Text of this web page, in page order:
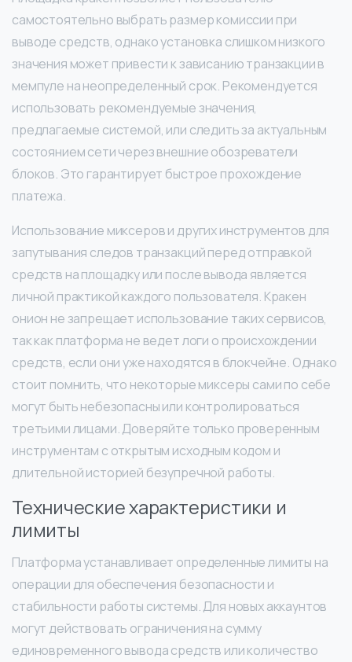
самостоятельно выбрать размер комиссии при
выводе средств, однако установка слишком низкого
значения может привести к зависанию транзакции в
мемпуле на неопределенный срок. Рекомендуется
использовать рекомендуемые значения,
предлагаемые системой, или следить за актуальным
состоянием сети через внешние обозреватели
блоков. Это гарантирует быстрое прохождение
платежа.
Использование миксеров и других инструментов для
запутывания следов транзакций перед отправкой
средств на площадку или после вывода является
личной практикой каждого пользователя. Кракен
онион не запрещает использование таких сервисов,
так как платформа не ведет логи о происхождении
средств, если они уже находятся в блокчейне. Однако
стоит помнить, что некоторые миксеры сами по себе
могут быть небезопасны или контролироваться
третьими лицами. Доверяйте только проверенным
инструментам с открытым исходным кодом и
длительной историей безупречной работы.
Технические характеристики и
лимиты
Платформа устанавливает определенные лимиты на
операции для обеспечения безопасности и
стабильности работы системы. Для новых аккаунтов
могут действовать ограничения на сумму
единовременного вывода средств или количество